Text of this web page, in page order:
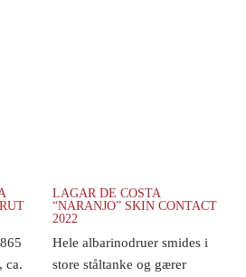
ca.
LAGAR DE COSTA
“NARANJO” SKIN CONTACT
2022
Hele albarinodruer smides i
store ståltanke og gærer